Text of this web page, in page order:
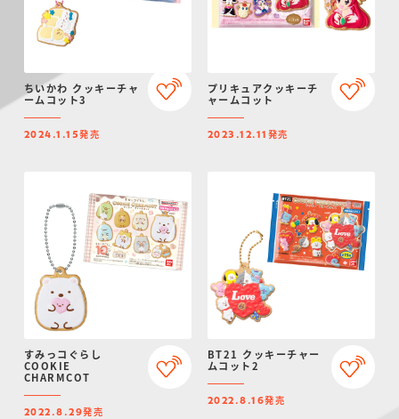
ちいかわ クッキーチャ
ームコット3
2024.1.15発売
プリキュアクッキーチ
ャームコット
2023.12.11 発売
すみっコぐらし
COOKIE
CHARMCOT
2022.8.29発売
BT21 クッキーチャー
ムコット2
2022.8.16発売